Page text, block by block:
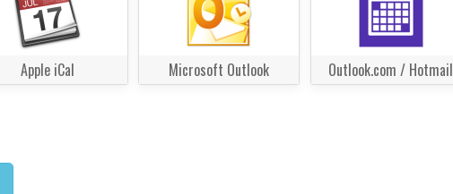
Apple iCal Microsoft Outlook Outlook.com / Hotmail